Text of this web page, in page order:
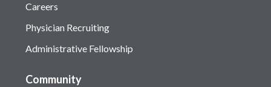
Careers
Physician Recruiting
Administrative Fellowship
Community